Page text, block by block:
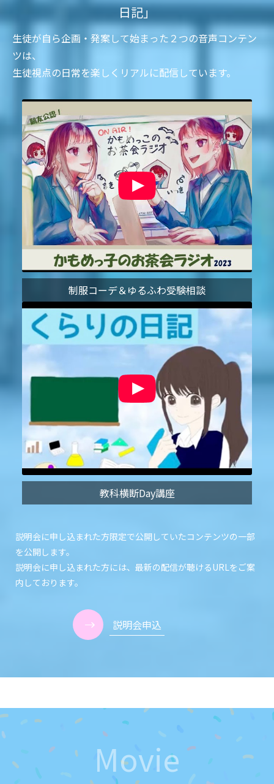
日記」
生徒が自ら企画・発案して始まった２つの音声コンテン
ツは、
生徒視点の日常を楽しくリアルに配信しています。
制服コーデ＆ゆるふわ受験相談
教科横断Day講座
説明会に申し込まれた方限定で公開していたコンテンツの一部
を公開します。
説明会に申し込まれた方には、最新の配信が聴けるURLをご案
内しております。
説明会申込
Movie